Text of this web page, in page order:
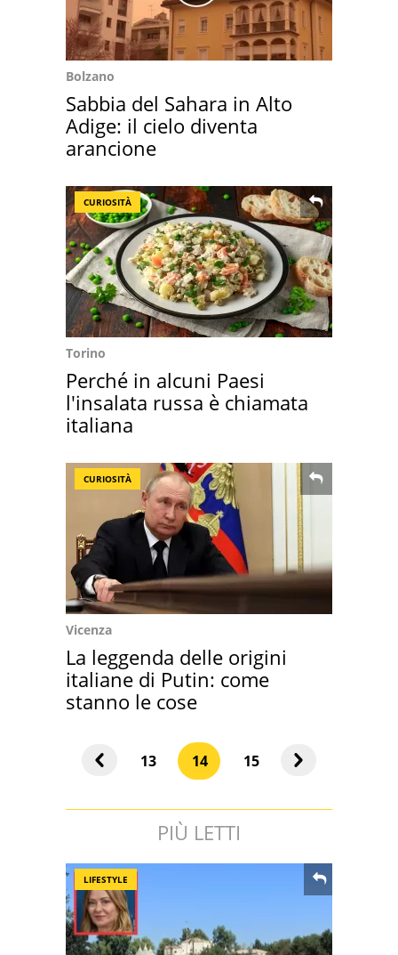
Bolzano
Sabbia del Sahara in Alto
Adige: il cielo diventa
arancione
CURIOSITÀ
Torino
Perché in alcuni Paesi
l'insalata russa è chiamata
italiana
CURIOSITÀ
Vicenza
La leggenda delle origini
italiane di Putin: come
stanno le cose
13 14 15
PIÙ LETTI
LIFESTYLE